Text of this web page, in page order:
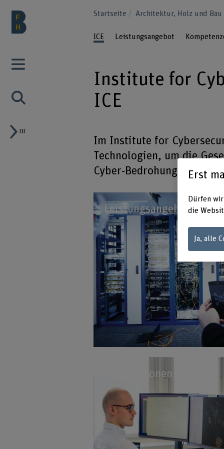
DE
Startseite Architektur, Holz und Bau
ICE Leistungsangebot
Institute for
ICE
Im Institute for
Technologien, um die
Cyber-Bedrohungen zu
Leistungsangebot
Publikationen
Erst
Dürfen
die
Ja, alle